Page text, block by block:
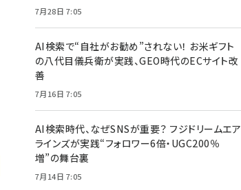
7月28日 7:05
AI検索で“自社がお勧め”されない！ お米ギフト
の八代目儀兵衛が実践、GEO時代のECサイト改
善
7月16日 7:05
AI検索時代、なぜSNSが重要？ フジドリームエア
ラインズが実践“フォロワー6倍・UGC200％
増”の舞台裏
7月14日 7:05